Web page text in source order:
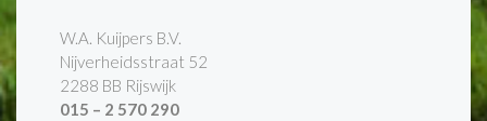
W.A. Kuijpers B.V.
Nijverheidsstraat 52
2288 BB Rijswijk
015 – 2 570 290